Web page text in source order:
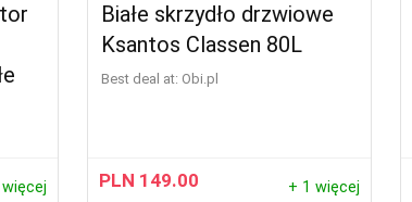
Białe skrzydło drzwiowe
Ksantos Classen 80L
Best deal at: obi.pl
PLN 149.00 + 1 więcej